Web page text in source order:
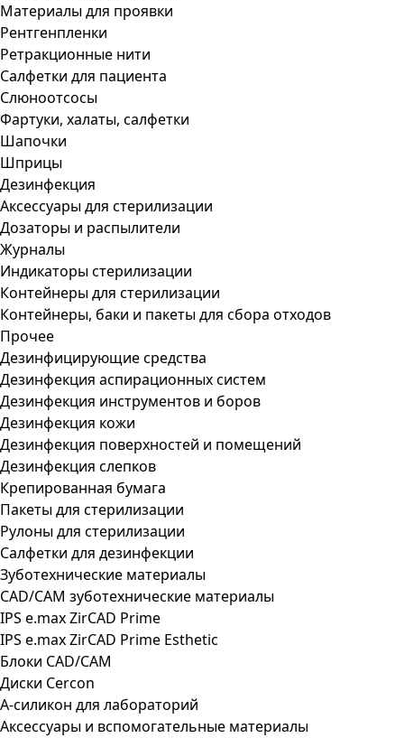
Материалы для проявки
Рентгенпленки
Ретракционные нити
Салфетки для пациента
Слюноотсосы
Фартуки, халаты, салфетки
Шапочки
Шприцы
Дезинфекция
Аксессуары для стерилизации
Дозаторы и распылители
Журналы
Индикаторы стерилизации
Контейнеры для стерилизации
Контейнеры, баки и пакеты для сбора отходов
Прочее
Дезинфицирующие средства
Дезинфекция аспирационных систем
Дезинфекция инструментов и боров
Дезинфекция кожи
Дезинфекция поверхностей и помещений
Дезинфекция слепков
Крепированная бумага
Пакеты для стерилизации
Рулоны для стерилизации
Салфетки для дезинфекции
Зуботехнические материалы
CAD/CAM зуботехнические материалы
IPS e.max ZirCAD Prime
IPS e.max ZirCAD Prime Esthetic
Блоки CAD/CAM
Диски Cercon
А-силикон для лабораторий
Аксессуары и вспомогательные материалы